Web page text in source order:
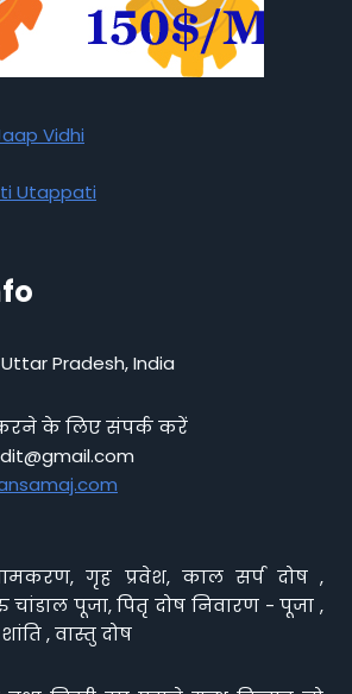
Vidhi
Utappati
Pradesh, India
करने के लिए संपर्क करें
गृह प्रवेश, काल सर्प दोष ,
चांडाल पूजा, पितृ दोष निवारण - पूजा ,
, वास्तु दोष